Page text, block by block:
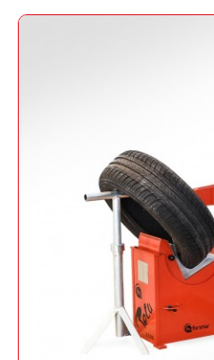
Retu
Vulkanisierpresse
Kleinlastwagen und